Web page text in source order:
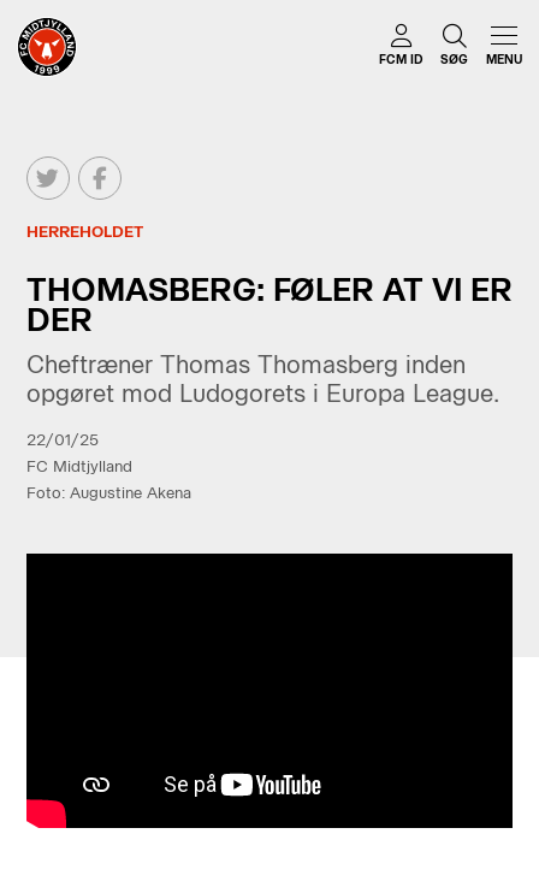
FCM ID SØG MENU
HERREHOLDET
THOMASBERG: FØLER AT VI ER
DER
Cheftræner Thomas Thomasberg inden
opgøret mod Ludogorets i Europa League.
22/01/25
FC Midtjylland
Foto: Augustine Akena